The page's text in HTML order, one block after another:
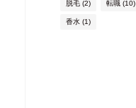
脱毛(2) 転職(10)
香水(1)